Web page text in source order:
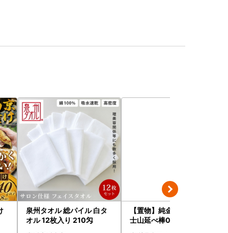
泉州タオル 総パイル 白タ
オル 12枚入り 210匁
【置物】純金製(Ｋ２４) 富
士山延べ棒0.3グラム ALP